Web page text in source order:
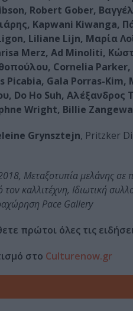
Robert Gober,
Kapwani Kiwanga,
Liliane Lijn, Μαρία
Merz, Ad Minoliti,
Cornelia
Gala Porras-Kim,
Do Ho Suh,
Wright, Billie Zangewa
Grynsztejn, Pritzker
Μεταξοτυπία μελάνης σε
καλλιτέχνη, Ιδιωτική
Pace Gallery
πρώτοι όλες τις
στο Culturenow.gr